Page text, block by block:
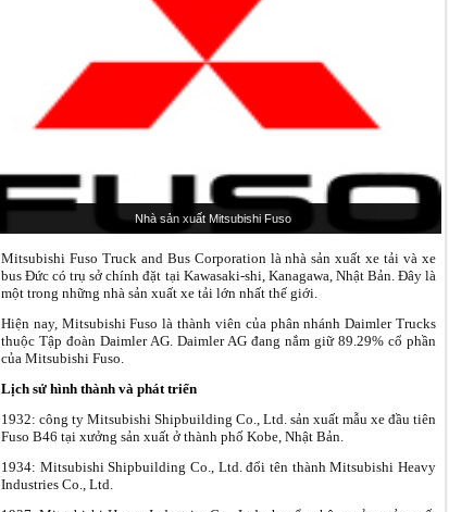
Nhà sản xuất Mitsubishi Fuso
Mitsubishi Fuso Truck and Bus Corporation là nhà sản xuất xe tải và xe
bus Đức có trụ sở chính đặt tại Kawasaki-shi, Kanagawa, Nhật Bản. Đây là
một trong những nhà sản xuất xe tải lớn nhất thế giới.
Hiện nay, Mitsubishi Fuso là thành viên của phân nhánh Daimler Trucks
thuộc Tập đoàn Daimler AG. Daimler AG đang nắm giữ 89.29% cổ phần
của Mitsubishi Fuso.
Lịch sử hình thành và phát triển
1932: công ty Mitsubishi Shipbuilding Co., Ltd. sản xuất mẫu xe đầu tiên
Fuso B46 tại xưởng sản xuất ở thành phố Kobe, Nhật Bản.
1934: Mitsubishi Shipbuilding Co., Ltd. đổi tên thành Mitsubishi Heavy
Industries Co., Ltd.